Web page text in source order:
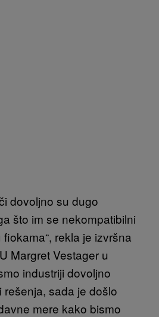
dovoljno su dugo
što im se nekompatibilni
rekla je izvršna
Margret Vestager u
industriji dovoljno
sada je došlo
mere kako bismo